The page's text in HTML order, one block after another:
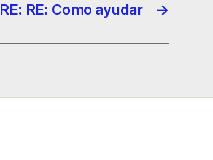
→
RE: RE: Como ayudar